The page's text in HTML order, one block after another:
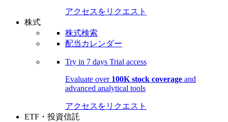
アクセスをリクエスト
株式
株式検索
配当カレンダー
Try in 7 days Trial access
Evaluate over 100K stock coverage and
advanced analytical tools
アクセスをリクエスト
ETF・投資信託